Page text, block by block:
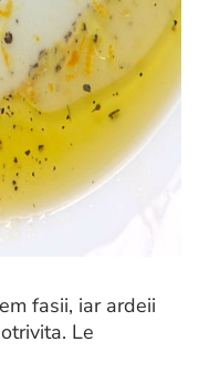
fasii, iar ardeii
Le